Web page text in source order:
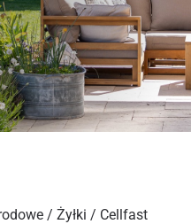
/ Żyłki / Cellfast